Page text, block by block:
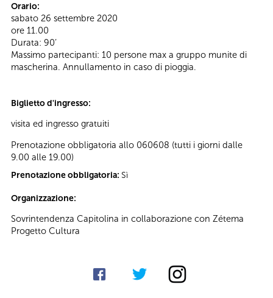
Orario:
sabato 26 settembre 2020
ore 11.00
Durata: 90’
Massimo partecipanti: 10 persone max a gruppo munite di
mascherina. Annullamento in caso di pioggia.
Biglietto d'ingresso:
visita ed ingresso gratuiti
Prenotazione obbligatoria allo 060608 (tutti i giorni dalle
9.00 alle 19.00)
Prenotazione obbligatoria: Sì
Organizzazione:
Sovrintendenza Capitolina in collaborazione con Zétema
Progetto Cultura